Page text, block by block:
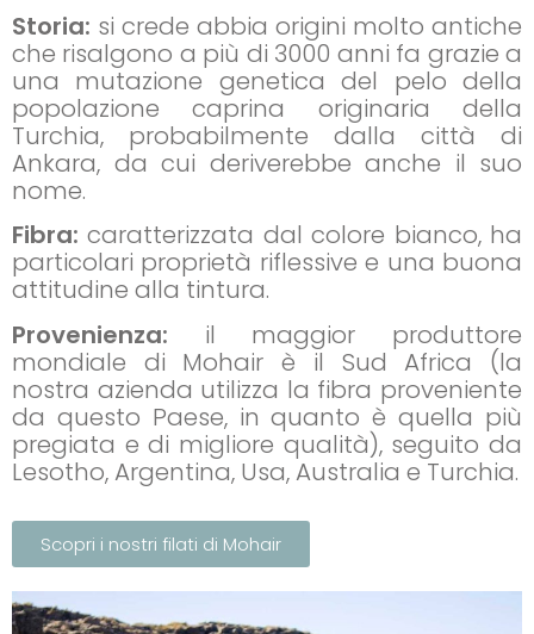
Storia: si crede abbia origini molto antiche
che risalgono a più di 3000 anni fa grazie a
una mutazione genetica del pelo della
popolazione caprina originaria della
Turchia, probabilmente dalla città di
Ankara, da cui deriverebbe anche il suo
nome.
Fibra: caratterizzata dal colore bianco, ha
particolari proprietà riflessive e una buona
attitudine alla tintura.
Provenienza: il maggior produttore
mondiale di Mohair è il Sud Africa (la
nostra azienda utilizza la fibra proveniente
da questo Paese, in quanto è quella più
pregiata e di migliore qualità), seguito da
Lesotho, Argentina, Usa, Australia e Turchia.
Scopri i nostri filati di Mohair